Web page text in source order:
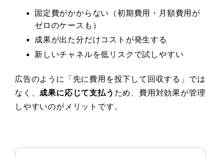
固定費がかからない（初期費用・月額費用が
ゼロのケースも）
成果が出た分だけコストが発生する
新しいチャネルを低リスクで試しやすい
広告のように「先に費用を投下して回収する」では
なく、 成果に応じて支払う ため、費用対効果が管理
しやすいのがメリットです。